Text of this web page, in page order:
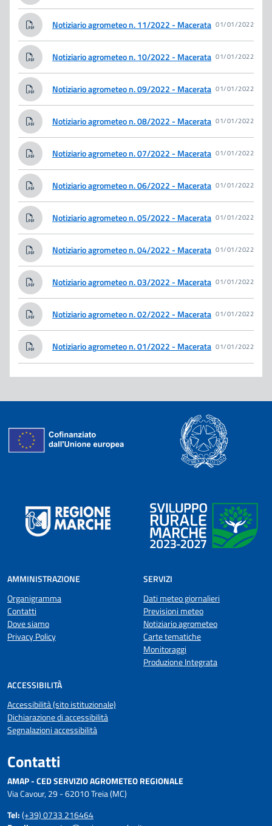
Notiziario agrometeo n. 11/2022 - Macerata 01/01/2022
Notiziario agrometeo n. 10/2022 - Macerata 01/01/2022
Notiziario agrometeo n. 09/2022 - Macerata 01/01/2022
Notiziario agrometeo n. 08/2022 - Macerata 01/01/2022
Notiziario agrometeo n. 07/2022 - Macerata 01/01/2022
Notiziario agrometeo n. 06/2022 - Macerata 01/01/2022
Notiziario agrometeo n. 05/2022 - Macerata 01/01/2022
Notiziario agrometeo n. 04/2022 - Macerata 01/01/2022
Notiziario agrometeo n. 03/2022 - Macerata 01/01/2022
Notiziario agrometeo n. 02/2022 - Macerata 01/01/2022
Notiziario agrometeo n. 01/2022 - Macerata 01/01/2022
AMMINISTRAZIONE
Organigramma
Contatti
Dove siamo
Privacy Policy
SERVIZI
Dati meteo giornalieri
Previsioni meteo
Notiziario agrometeo
Carte tematiche
Monitoraggi
Produzione Integrata
ACCESSIBILITÀ
Accessibilità (sito istituzionale)
Dichiarazione di accessibilità
Segnalazioni accessibilità
Contatti
AMAP - CED SERVIZIO AGROMETEO REGIONALE
Via Cavour, 29 - 62010 Treia (MC)
Tel:(+39) 0733 216464